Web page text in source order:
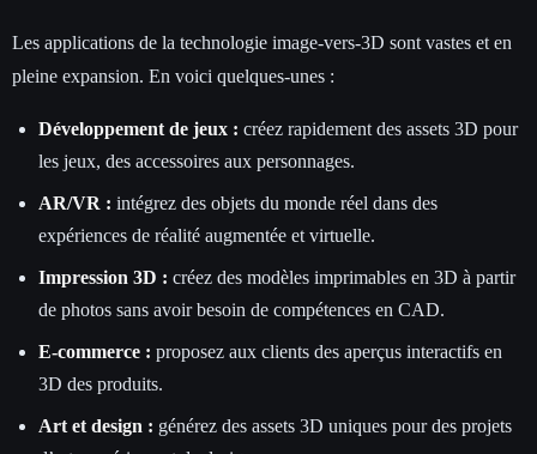
Les applications de la technologie image-vers-3D sont vastes et en
pleine expansion. En voici quelques-unes :
Développement de jeux : créez rapidement des assets 3D pour
les jeux, des accessoires aux personnages.
AR/VR : intégrez des objets du monde réel dans des
expériences de réalité augmentée et virtuelle.
Impression 3D : créez des modèles imprimables en 3D à partir
de photos sans avoir besoin de compétences en CAD.
E-commerce : proposez aux clients des aperçus interactifs en
3D des produits.
Art et design : générez des assets 3D uniques pour des projets